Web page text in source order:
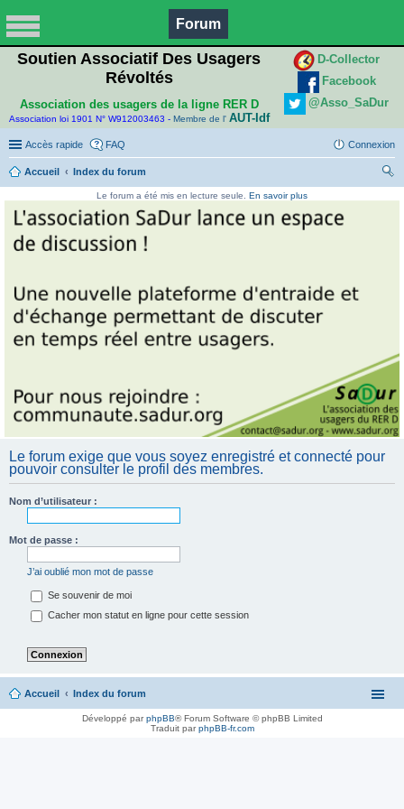
Forum
Soutien Associatif Des Usagers
Révoltés
Association des usagers de la ligne RER D
Association loi 1901 N° W912003463 - Membre de l' AUT-Idf
D-Collector
Facebook
@Asso_SaDur
Accès rapide FAQ Connexion
Accueil
Index du forum
Le forum a été mis en lecture seule. En savoir plus
Le forum exige que vous soyez enregistré et connecté pour
pouvoir consulter le profil des membres.
Nom d’utilisateur :
Mot de passe :
J’ai oublié mon mot de passe
Se souvenir de moi
Cacher mon statut en ligne pour cette session
Accueil Index du forum
Développé parphpBB® Forum Software © phpBB Limited
Traduit parphpBB-fr.com